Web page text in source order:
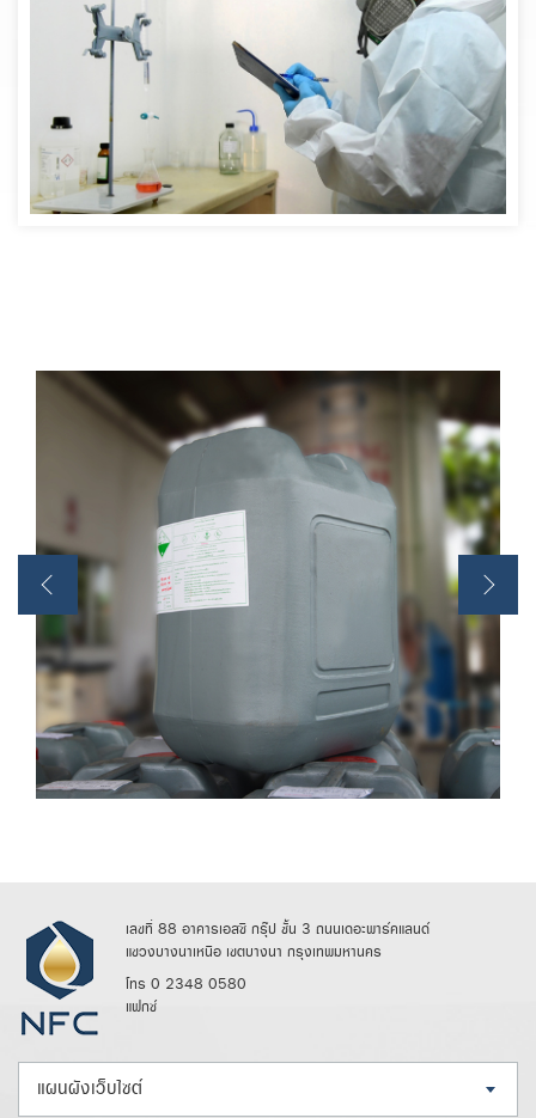
เลขที่ 88 อาคารเอสซี กรุ๊ป ชั้น 3 ถนนเดอะพาร์คแลนด์
แขวงบางนาเหนือ เขตบางนา กรุงเทพมหานคร
โทร 0 2348 0580
แฟกซ์
แผนผังเว็บไซต์